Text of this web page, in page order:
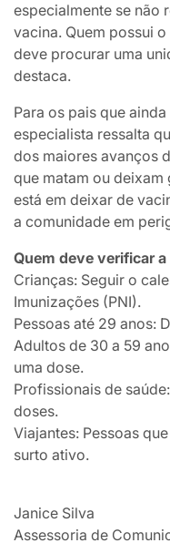
especialmente se não
vacina. Quem possui
deve procurar uma
destaca.
Para os pais que
especialista ressalta
dos maiores avanços
que matam ou deixam
está em deixar de
a comunidade em
Quem deve verificar
Crianças: Seguir o
Imunizações (PNI).
Pessoas até 29 anos:
Adultos de 30 a 59
uma dose.
Profissionais de
doses.
Viajantes: Pessoas
surto ativo.
Janice Silva
Assessoria de